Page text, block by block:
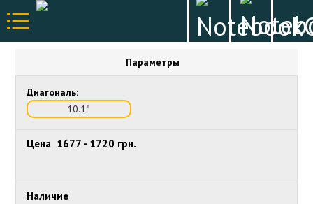
Параметры
Диагональ:
10.1"
Цена 1677 - 1720 грн.
Наличие